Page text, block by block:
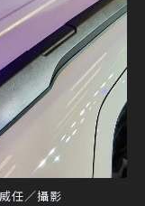
任／攝影